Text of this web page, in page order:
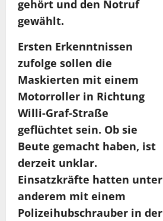
gehört und den Notruf
gewählt.
Ersten Erkenntnissen
zufolge sollen die
Maskierten mit einem
Motorroller in Richtung
Willi-Graf-Straße
geflüchtet sein. Ob sie
Beute gemacht haben, ist
derzeit unklar.
Einsatzkräfte hatten unter
anderem mit einem
Polizeihubschrauber in der